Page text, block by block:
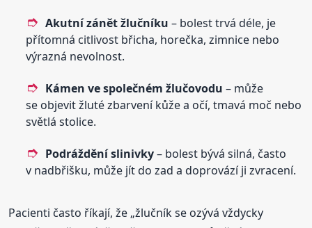
Akutní zánět žlučníku – bolest trvá déle, je
přítomná citlivost břicha, horečka, zimnice nebo
výrazná nevolnost.
Kámen ve společném žlučovodu – může
se objevit žluté zbarvení kůže a očí, tmavá moč nebo
světlá stolice.
Podráždění slinivky– bolest bývá silná, často
v nadbřišku, může jít do zad a doprovází ji zvracení.
Pacienti často říkají, že „žlučník se ozývá vždycky